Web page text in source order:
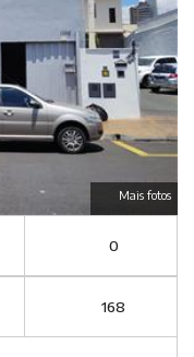
Mais fotos
0
168